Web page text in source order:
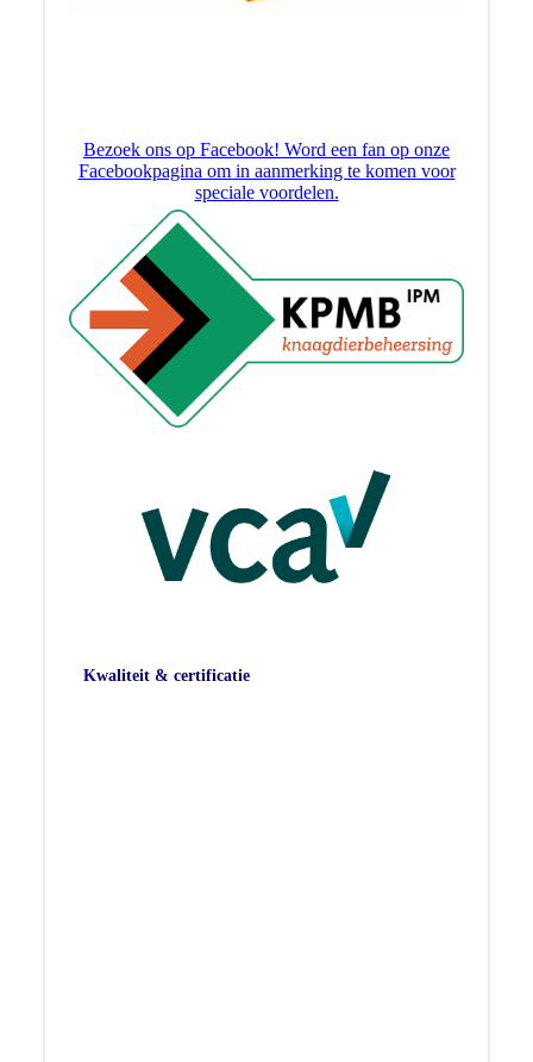
Bezoek ons op Facebook! Word een fan op onze
Facebookpagina om in aanmerking te komen voor
speciale voordelen.
Kwaliteit & certificatie